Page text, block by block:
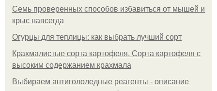
Семь проверенных способов избавиться от мышей и
крыс навсегда
Огурцы для теплицы: как выбрать лучший сорт
Крахмалистые сорта картофеля. Сорта картофеля с
высоким содержанием крахмала
Выбираем антигололедные реагенты - описание